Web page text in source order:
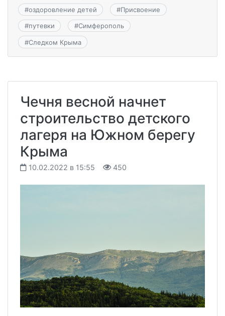
#оздоровление детей #Присвоение
#путевки #Симферополь
#Следком Крыма
Чечня весной начнет
строительство детского
лагеря на Южном берегу
Крыма
10.02.2022 в 15:55 450